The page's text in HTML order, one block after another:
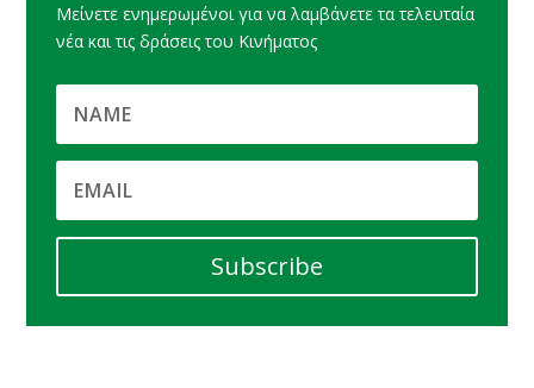
Μείνετε ενημερωμένοι για να λαμβάνετε τα τελευταία
νέα και τις δράσεις του Κινήματος
Subscribe